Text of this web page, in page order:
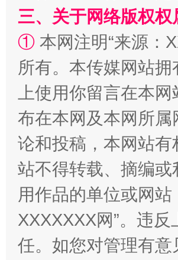
阿坝州三大球赛在茂县开幕
国家大学科技园优化重塑工作
三、关于网络版权权
① 本网注明“来源：
所有。本传媒网站
上使用你留言在本
布在本网及本网所
论和投稿，本网站
站不得转载、摘编
用作品的单位或网
XXXXXXX网”。违
任。如您对管理有